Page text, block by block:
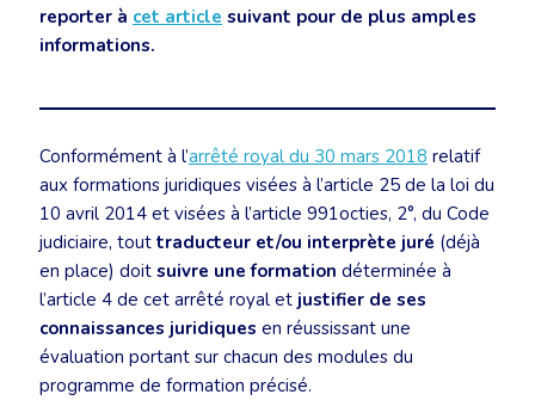
reporter à cet article suivant pour de plus amples
informations.
Conformément à l’arrêté royal du 30 mars 2018 relatif
aux formations juridiques visées à l’article 25 de la loi du
10 avril 2014 et visées à l’article 991octies, 2°, du Code
judiciaire, tout traducteur et/ou interprète juré (déjà
en place) doit suivre une formation déterminée à
l’article 4 de cet arrêté royal et justifier de ses
connaissances juridiques en réussissant une
évaluation portant sur chacun des modules du
programme de formation précisé.